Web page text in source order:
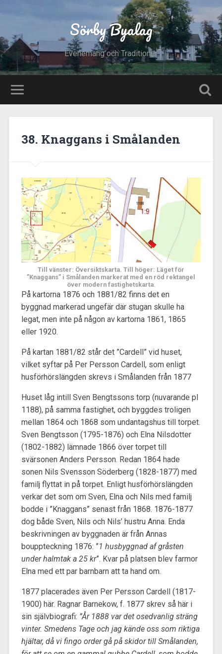
Sörby Byalag
Evenemang och Traditioner
38. Knaggans i Smålanden
Till vänster: Översiktskarta. Till höger: Läget för
”Knaggans” i Smålanden markerat med en röd rektangel
över modern fastighetskarta.
På kartorna 1876 och 1881/82 finns det en
byggnad markerad ungefär där stugan skulle ha
legat, men inte på någon av kartorna 1861, 1865
eller 1920.
På kartan 1881/82 står det ”Cardell” vid huset,
vilket syftar på Per Persson Cardell, som enligt
husförhörslängden skrevs i Smålanden från 1877
Huset låg intill Sven Bengtssons torp (nuvarande pl
1188), på samma fastighet, och byggdes troligen
mellan 1864 och 1868 som undantagshus till torpet.
Sven Bengtsson (1795-1876) och Elna Nilsdotter
(1802-1882) lämnade 1866 över torpet till
svärsonen Anders Persson. Redan 1864 hade
sonen Nils Svensson Söderberg (1828-1877) med
familj flyttat in på torpet. Enligt husförhörslängden
verkar det som om Sven, Elna och Nils med familj
bodde i ”Knaggans” senast från 1868. 1876-1877
dog både Sven, Nils och Nils’ hustru Anna. Enda
beskrivningen av byggnaden är från Annas
bouppteckning 1876: ”1 husbyggnad af gråsten
under halmtak a 25 kr”. Kvar på platsen blev farmor
Elna med ett par barnbarn att ta hand om.
1877 placerades även Per Persson Cardell (1817-
1900) här. Ragnar Barnekow, f. 1877 skrev så här i
sin självbiografi: ”År 1888 var det osedvanlig sträng
vinter. Smedens Tage och jag kände oss som riktiga
hjältar, då vi fingo order gå på skidor till Smålanden,